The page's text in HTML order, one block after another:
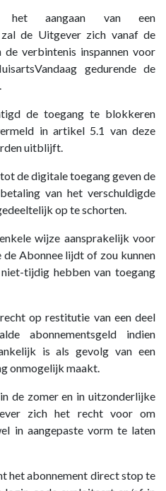
aangaan van een
zal de Uitgever zich vanaf de
verbintenis inspannen voor
gedurende de
de toegang te blokkeren
in artikel 5.1 van deze
uitblijft.
de digitale toegang geven de
van het verschuldigde
op te schorten.
wijze aansprakelijk voor
de Abonnee lijdt of zou kunnen
tijdig hebben van toegang
op restitutie van een deel
abonnementsgeld indien
is als gevolg van een
onmogelijk maakt.
de zomer en in uitzonderlijke
zich het recht voor om
in aangepaste vorm te laten
het abonnement direct stop te